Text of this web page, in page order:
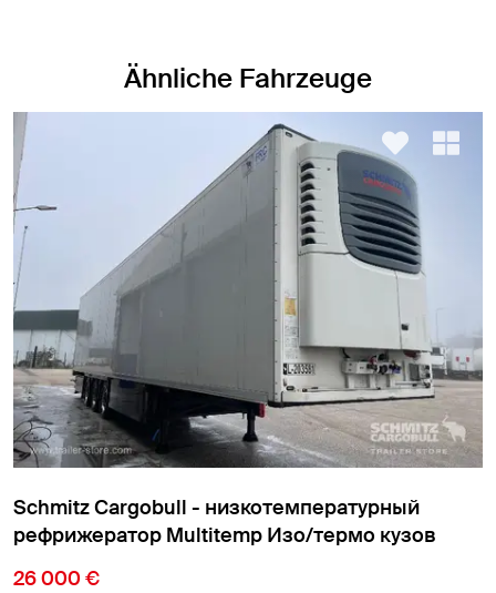
Ähnliche Fahrzeuge
Schmitz Cargobull - низкотемпературный
рефрижератор Cтандарт Изо/термо кузов
18 900 €